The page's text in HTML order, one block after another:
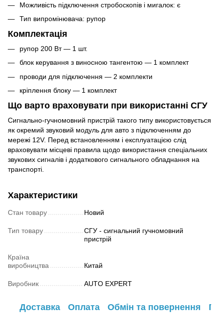
Можливість підключення стробоскопів і мигалок: є
Тип випромінювача: рупор
Комплектація
рупор 200 Вт — 1 шт.
блок керування з виносною тангентою — 1 комплект
проводи для підключення — 2 комплекти
кріплення блоку — 1 комплект
Що варто враховувати при використанні СГУ
Сигнально-гучномовний пристрій такого типу використовується
як окремий звуковий модуль для авто з підключенням до
мережі 12V. Перед встановленням і експлуатацією слід
враховувати місцеві правила щодо використання спеціальних
звукових сигналів і додаткового сигнального обладнання на
транспорті.
Характеристики
Стан товару Новий
Тип товару
СГУ - сигнальний гучномовний
пристрій
Країна
виробництва
Китай
Виробник AUTO EXPERT
Доставка Оплата Обмін та повернення